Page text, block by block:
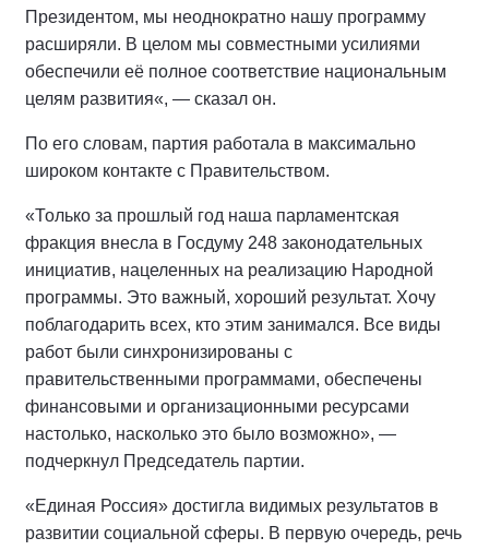
Президентом, мы неоднократно нашу программу
расширяли. В целом мы совместными усилиями
обеспечили её полное соответствие национальным
целям развития«, — сказал он.
По его словам, партия работала в максимально
широком контакте с Правительством.
«Только за прошлый год наша парламентская
фракция внесла в Госдуму 248 законодательных
инициатив, нацеленных на реализацию Народной
программы. Это важный, хороший результат. Хочу
поблагодарить всех, кто этим занимался. Все виды
работ были синхронизированы с
правительственными программами, обеспечены
финансовыми и организационными ресурсами
настолько, насколько это было возможно», —
подчеркнул Председатель партии.
«Единая Россия» достигла видимых результатов в
развитии социальной сферы. В первую очередь, речь